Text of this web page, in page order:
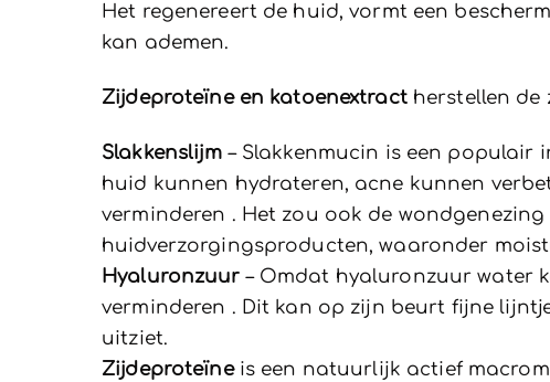
Het regenereert de huid, vormt een
kan ademen.
Zijdeproteïne en katoenextractherstellen de
Slakkenslijm – Slakkenmucin is een
huid kunnen hydrateren, acne kunnen
verminderen . Het zou ook de
huidverzorgingsproducten, waaronder
Hyaluronzuur – Omdat hyaluronzuur water
verminderen . Dit kan op zijn beurt fijne
uitziet.
Zijdeproteïneis een natuurlijk actief